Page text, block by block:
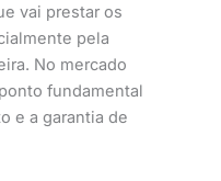
vai prestar os
pela
No mercado
fundamental
e a garantia de